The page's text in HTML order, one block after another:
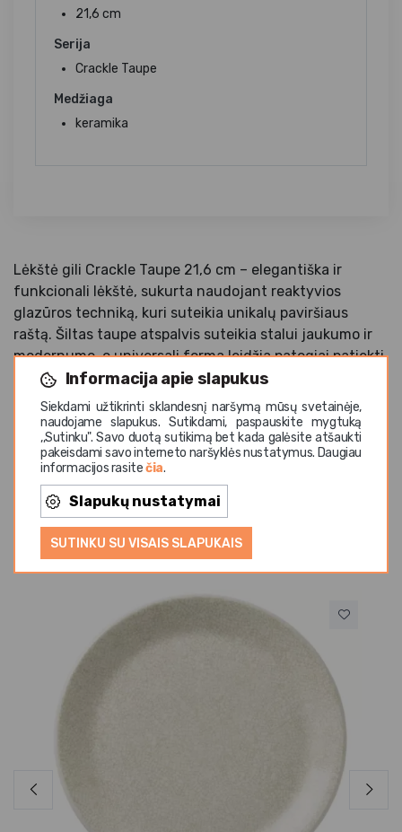
Informacija apie slapukus
Siekdami užtikrinti sklandesnį naršymą mūsų svetainėje,
naudojame slapukus. Sutikdami, paspauskite mygtuką
,,Sutinku". Savo duotą sutikimą bet kada galėsite atšaukti
pakeisdami savo interneto naršyklės nustatymus. Daugiau
informacijos rasitečia.
Slapukų nustatymai
SUTINKU SU VISAIS SLAPUKAIS
21,6 cm
Serija
Crackle Taupe
Medžiaga
keramika
Lėkštė gili Crackle Taupe 21,6 cm – elegantiška ir
funkcionali lėkštė, sukurta naudojant reaktyvios
glazūros techniką, kuri suteikia unikalų paviršiaus
raštą. Šiltas taupe atspalvis suteikia stalui jaukumo ir
modernumo, o universali forma leidžia patogiai patiekti
sriubas, makaronus ar kitus patiekalus. Patvari ir
ilgaamžė, ši lėkštė idealiai tinka tiek HoReCa sektoriui,
tiek namų naudojimui.
Panašios prekės